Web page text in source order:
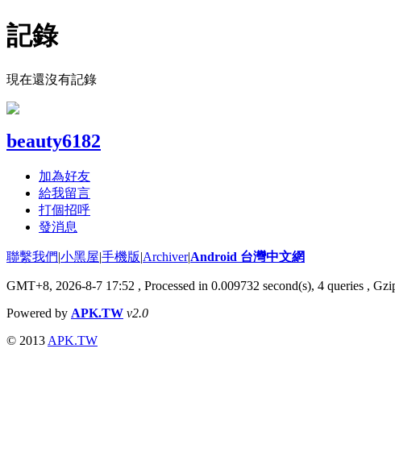
記錄
現在還沒有記錄
beauty6182
加為好友
給我留言
打個招呼
發消息
聯繫我們|小黑屋|手機版|Archiver|Android 台灣中文網
GMT+8, 2026-8-7 17:52 , Processed in 0.009732 second(s), 4 queries ,
Powered by APK.TW v2.0
© 2013 APK.TW